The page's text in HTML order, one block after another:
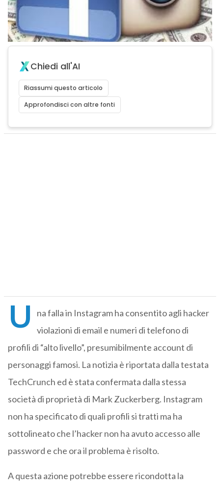
Chiedi all'AI
Riassumi questo articolo
Approfondisci con altre fonti
U
na falla in Instagram ha consentito agli hacker
violazioni di email e numeri di telefono di
profili di “alto livello”, presumibilmente account di
personaggi famosi. La notizia è riportata dalla testata
TechCrunch ed è stata confermata dalla stessa
società di proprietà di Mark Zuckerberg. Instagram
non ha specificato di quali profili si tratti ma ha
sottolineato che l’hacker non ha avuto accesso alle
password e che ora il problema è risolto.
A questa azione potrebbe essere ricondotta la